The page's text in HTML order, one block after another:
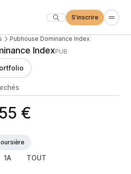
S'inscrire
Pubhouse Dominance Index
IndexPUB
€
1A TOUT